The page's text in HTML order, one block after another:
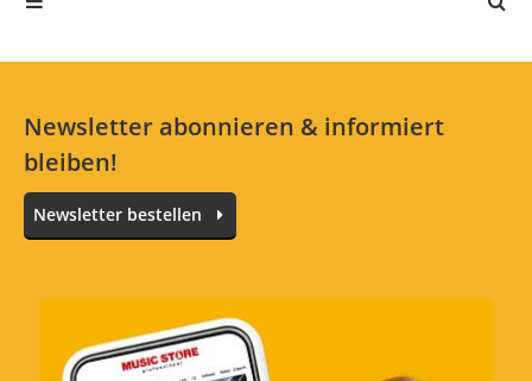
Bewertung von:A-LIVE
Klingen auf meiner Martin 00-15e Retro
Newsletter abonnieren & informiert
bleiben!
Newsletter bestellen